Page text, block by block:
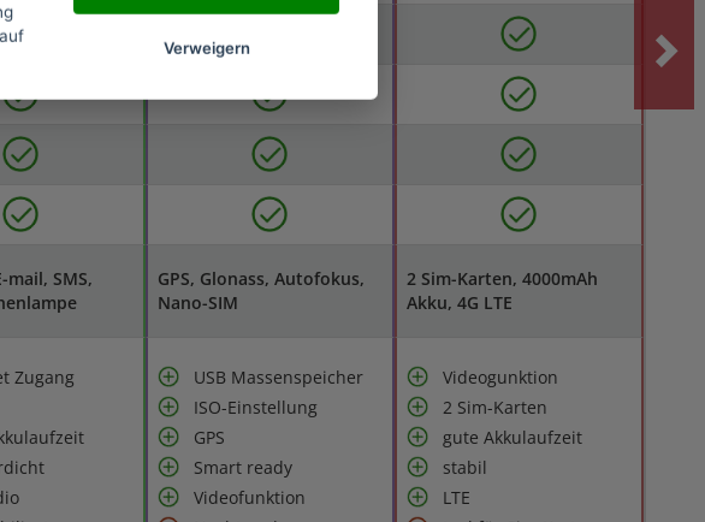
mail, SMS,
GPS, Glonass, Autofokus,
Nano-SIM
2 Sim-Karten, 4000mAh
Akku, 4G LTE
Zugang
USB Massenspeicher
ISO-Einstellung
GPS
Smart ready
Videofunktion
Videogunktion
2 Sim-Karten
gute Akkulaufzeit
stabil
LTE
Verweigern